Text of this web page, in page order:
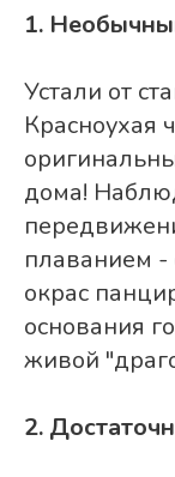
1.
Устали от
Красноухая
дома!
плаванием -
окрас
основания
живой
2.